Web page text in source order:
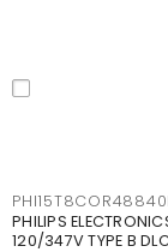
PHILIPS
120/347V TYPE B